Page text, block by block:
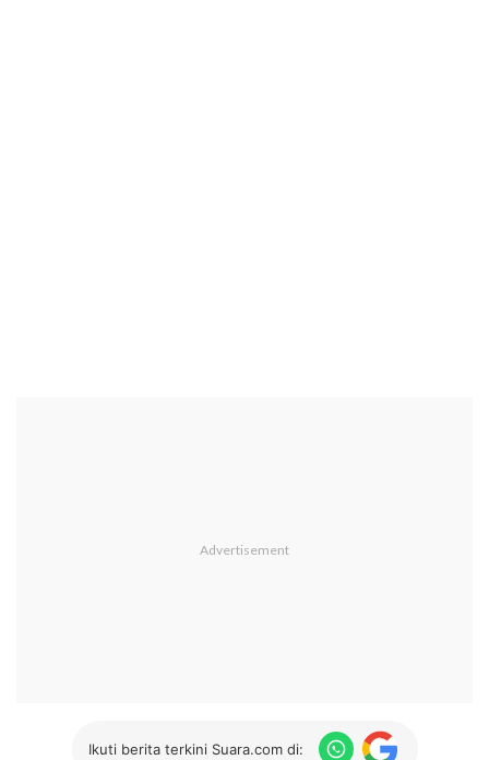
Ikuti berita terkini Suara.com di: